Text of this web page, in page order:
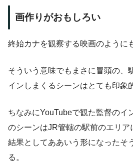
画作りがおもしろい
終始カナを観察する映画のように
そういう意味でもまさに冒頭の、
インしまくるシーンはとても印象
ちなみにYouTubeで観た監督のイ
のシーンはJR管轄の駅前のエリア
結果としてああいう形になったそ
る。